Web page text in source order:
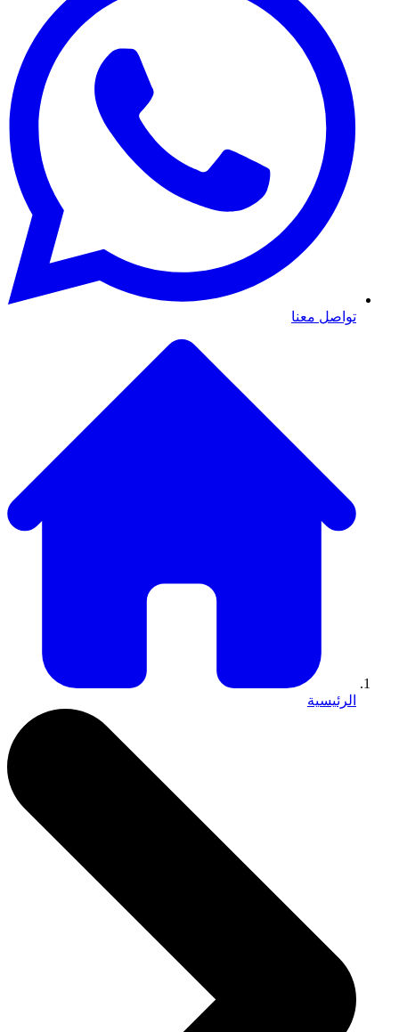
تواصل معنا
الرئيسية